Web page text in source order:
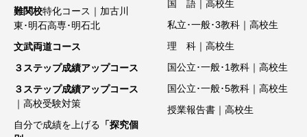
難関校特化コース｜加古川
東･明石高専･明石北
文武両道コース
３ステップ成績アップコース
３ステップ成績アップコース
｜高校受験対策
自分で成績を上げる 「探究個
国 語｜高校生
私立･一般･3教科｜高校生
理 科｜高校生
国公立･一般･1教科｜高校生
国公立･一般･5教科｜高校生
授業報告書｜高校生